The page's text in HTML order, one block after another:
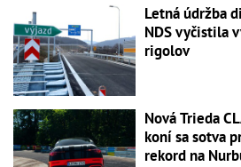
Letná údržba
NDS vyčistila
rigolov
Nová Trieda
koní sa sotva
rekord na